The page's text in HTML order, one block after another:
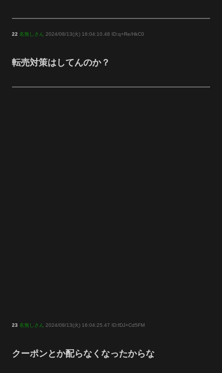
22 名無しさん 2024/08/13(火) 16:04:10.48 ID:q+Re/HkC0
転売対策はしてんのか？
23 名無しさん 2024/08/13(火) 16:04:25.47 ID:fDJ+Cd5FM
クーポンとか配らなくなったからな